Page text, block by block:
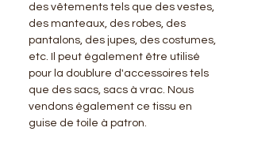
des vêtements tels que des vestes,
des manteaux, des robes, des
pantalons, des jupes, des costumes,
etc. Il peut également être utilisé
pour la doublure d'accessoires tels
que des sacs, sacs à vrac. Nous
vendons également ce tissu en
guise de toile à patron.